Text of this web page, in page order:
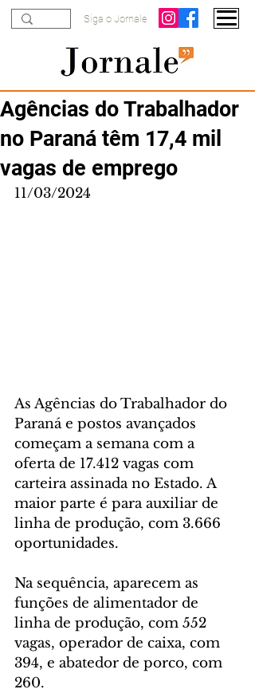
Siga o Jornale
Agências do Trabalhador
no Paraná têm 17,4 mil
vagas de emprego
11/03/2024
As Agências do Trabalhador do
Paraná e postos avançados
começam a semana com a
oferta de 17.412 vagas com
carteira assinada no Estado. A
maior parte é para auxiliar de
linha de produção, com 3.666
oportunidades.
Na sequência, aparecem as
funções de alimentador de
linha de produção, com 552
vagas, operador de caixa, com
394, e abatedor de porco, com
260.